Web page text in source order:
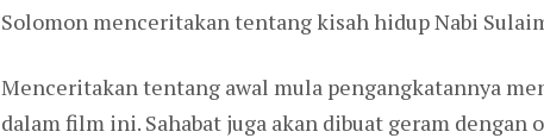
Solomon menceritakan tentang kisah hidup Nabi
Menceritakan tentang awal mula pengangkatannya
dalam film ini. Sahabat juga akan dibuat geram